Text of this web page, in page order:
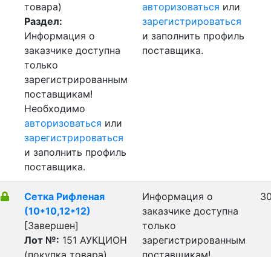
товара)
Раздел:
Информация о
заказчике доступна
только
зарегистрированным
поставщикам!
Необходимо
авторизоваться или
зарегистрироваться
и заполнить профиль
поставщика.
авторизоваться или
зарегистрироваться
и заполнить профиль
поставщика.
Сетка Рифленая
(10*10,12*12)
[Завершен]
Лот №: 151 АУКЦИОН
(покупка товара)
Информация о
заказчике доступна
только
зарегистрированным
поставщикам!